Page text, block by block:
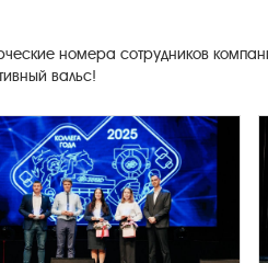
номера сотрудников
вальс!